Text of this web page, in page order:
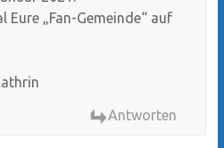
„Fan-Gemeinde“ auf
Antworten